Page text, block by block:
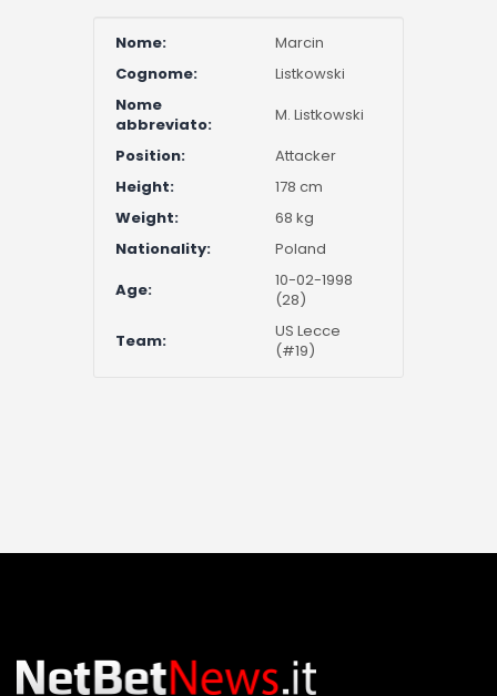
Nome:
Marcin
Cognome:
Listkowski
Nome
abbreviato:
M. Listkowski
Position:
Attacker
Height:
178 cm
Weight:
68 kg
Nationality:
Poland
Age:
10-02-1998
(28)
Team:
US Lecce
(#19)